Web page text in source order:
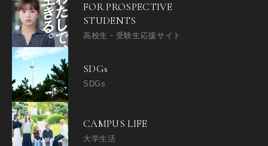
FOR PROSPECTIVE
STUDENTS
高校生・受験生応援サイト
SDGs
SDGs
CAMPUS LIFE
大学生活